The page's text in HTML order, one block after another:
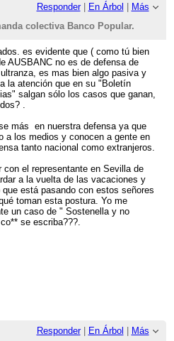
Responder| En Árbol
Más
colectiva Banco Popular.
es evidente que ( como tú bien
AUSBANC no es de defensa de
es mas bien algo pasiva y
la atención que en su "Boletín
salgan sólo los casos que ganan,
.
más en nuerstra defensa ya que
a los medios y conocen a gente en
tanto nacional como extranjeros.
con el representante en Sevilla de
a la vuelta de las vacaciones y
está pasando con estos señores
toman esta postura. Yo me
un caso de " Sostenella y no
se escriba???.
Responder| En Árbol Más